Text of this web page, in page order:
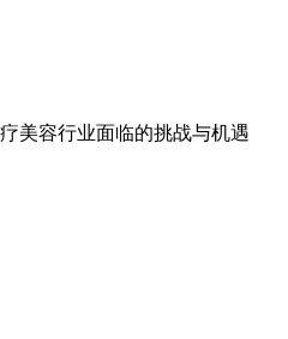
美容行业面临的挑战与机遇